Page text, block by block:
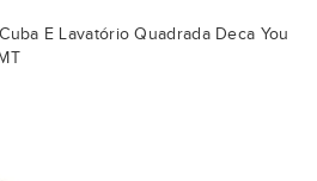
E Lavatório Quadrada Deca You